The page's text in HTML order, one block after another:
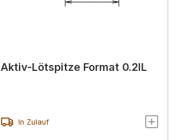
Aktiv-Lötspitze Format 0.2IL
In Zulauf